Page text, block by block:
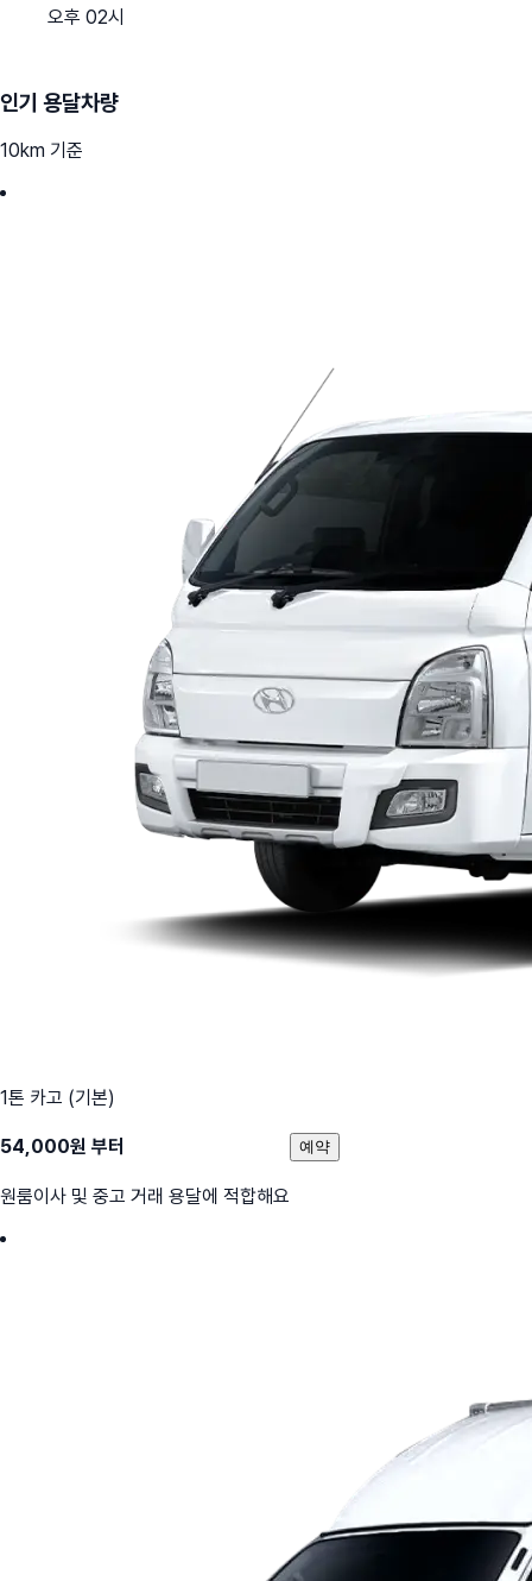
오후 02시
인기 용달차량
10km 기준
1톤 카고 (기본)
54,000원 부터
원룸이사 및 중고 거래 용달에 적합해요
예약